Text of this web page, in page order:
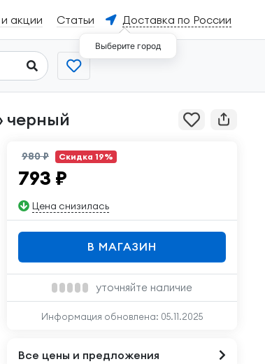
акции Статьи Доставка по России
Выберите город
черный
980 ₽ Скидка 19%
793 ₽
Цена снизилась
В МАГАЗИН
уточняйте наличие
Информация обновлена: 05.11.2025
Все цены и предложения